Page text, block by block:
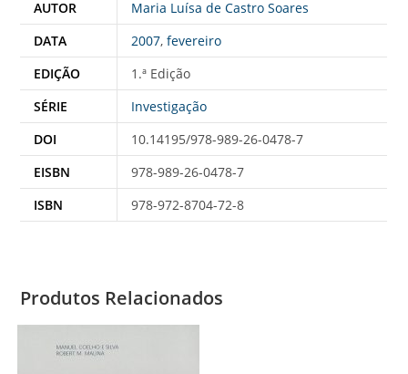
AUTOR
Maria Luísa de Castro Soares
DATA
2007,fevereiro
EDIÇÃO
1.ª Edição
SÉRIE
Investigação
DOI
10.14195/978-989-26-0478-7
EISBN
978-989-26-0478-7
ISBN
978-972-8704-72-8
Produtos Relacionados